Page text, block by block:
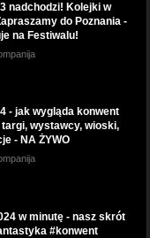
nadchodzi! Kolejki w
do Poznania -
na Festiwalu!
- jak wygląda konwent
wystawcy, wioski,
- NA ŻYWO
w minutę - nasz skrót
#konwent